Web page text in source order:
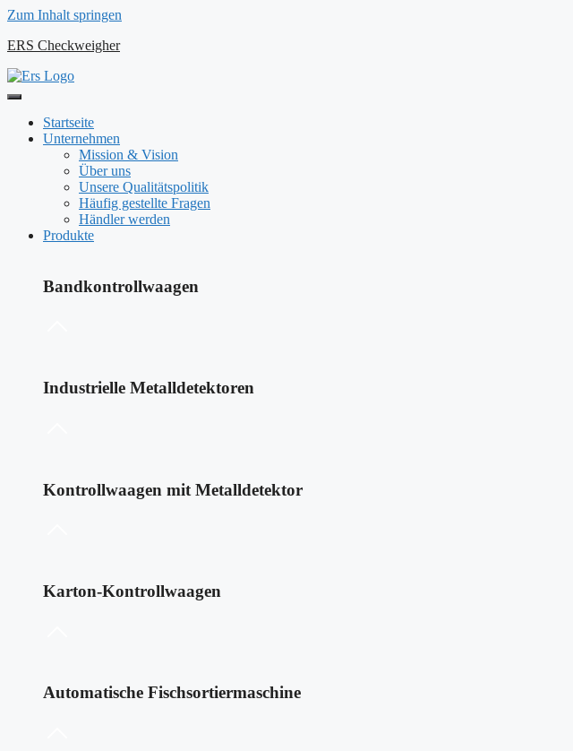
Zum Inhalt springen
ERS Checkweigher
Startseite
Unternehmen
Mission & Vision
Über uns
Unsere Qualitätspolitik
Häufig gestellte Fragen
Händler werden
Produkte
Bandkontrollwaagen
Industrielle Metalldetektoren
Kontrollwaagen mit Metalldetektor
Karton-Kontrollwaagen
Automatische Fischsortiermaschine